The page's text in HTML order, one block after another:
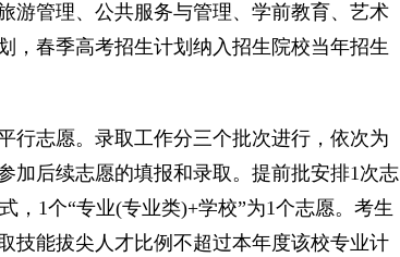
游管理、公共服务与管理、学前教育、艺术
，春季高考招生计划纳入招生院校当年招生
志愿。录取工作分三个批次进行，依次为
加后续志愿的填报和录取。提前批安排1次志
，1个“专业(专业类)+学校”为1个志愿。考生
技能拔尖人才比例不超过本年度该校专业计